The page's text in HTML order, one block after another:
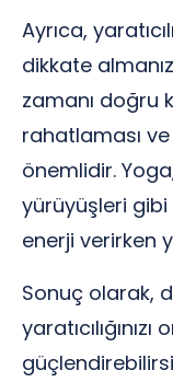
Ayrıca,
dikkate
zamanı doğru
rahatlaması
önemlidir.
yürüyüşleri
enerji verirken
Sonuç olarak,